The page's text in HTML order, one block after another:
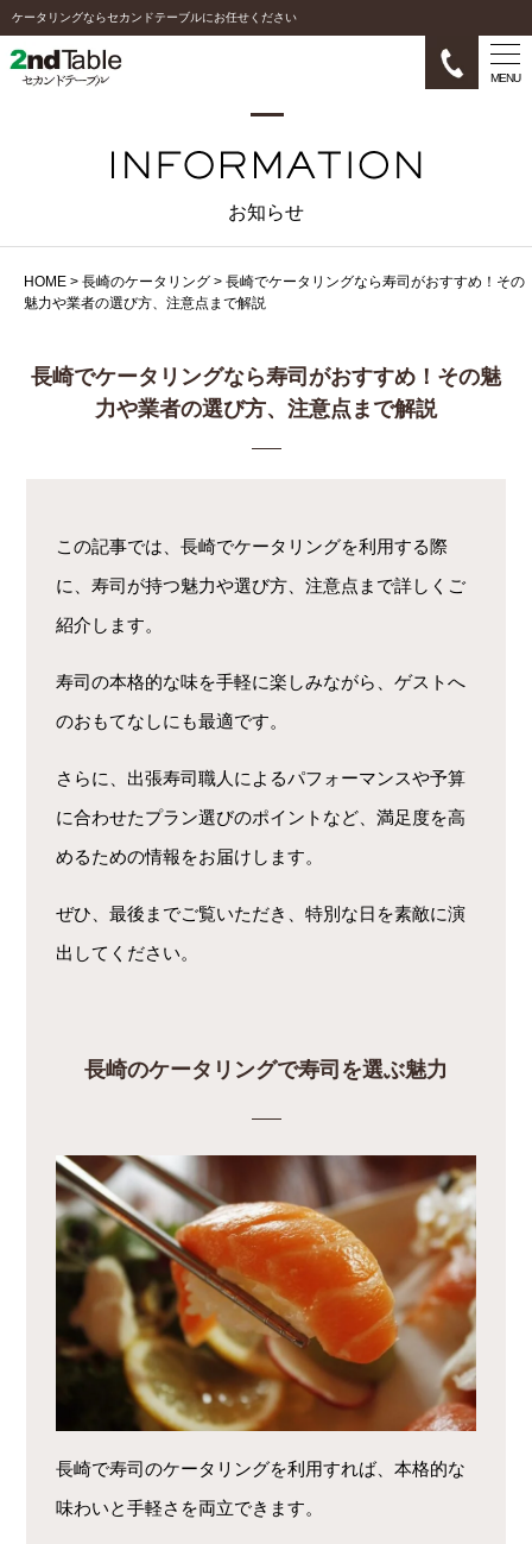
ケータリングならセカンドテーブルにお任せください
MENU
お知らせ
HOME > 長崎のケータリング > 長崎でケータリングなら寿司がおすすめ！その
魅力や業者の選び方、注意点まで解説
長崎でケータリングなら寿司がおすすめ！その魅
力や業者の選び方、注意点まで解説
この記事では、長崎でケータリングを利用する際
に、寿司が持つ魅力や選び方、注意点まで詳しくご
紹介します。
寿司の本格的な味を手軽に楽しみながら、ゲストへ
のおもてなしにも最適です。
さらに、出張寿司職人によるパフォーマンスや予算
に合わせたプラン選びのポイントなど、満足度を高
めるための情報をお届けします。
ぜひ、最後までご覧いただき、特別な日を素敵に演
出してください。
長崎のケータリングで寿司を選ぶ魅力
長崎で寿司のケータリングを利用すれば、本格的な
味わいと手軽さを両立できます。